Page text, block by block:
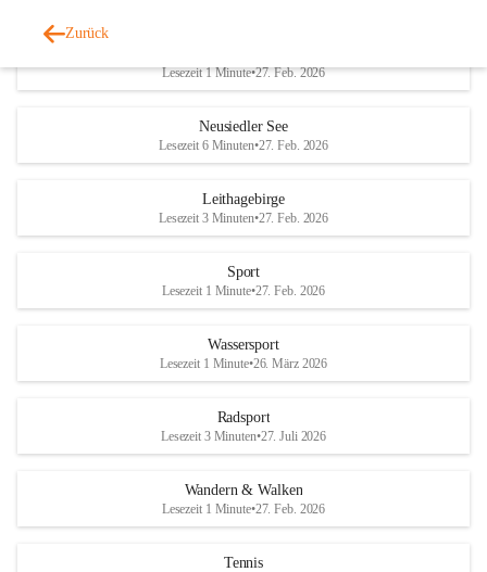
Zurück
Lesezeit 1 Minute•27. Feb. 2026
Neusiedler See
Lesezeit 6 Minuten•27. Feb. 2026
Leithagebirge
Lesezeit 3 Minuten•27. Feb. 2026
Sport
Lesezeit 1 Minute•27. Feb. 2026
Wassersport
Lesezeit 1 Minute•26. März 2026
Radsport
Lesezeit 3 Minuten•27. Juli 2026
Wandern & Walken
Lesezeit 1 Minute•27. Feb. 2026
Tennis